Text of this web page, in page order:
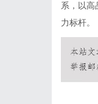
系，以高
力标杆。